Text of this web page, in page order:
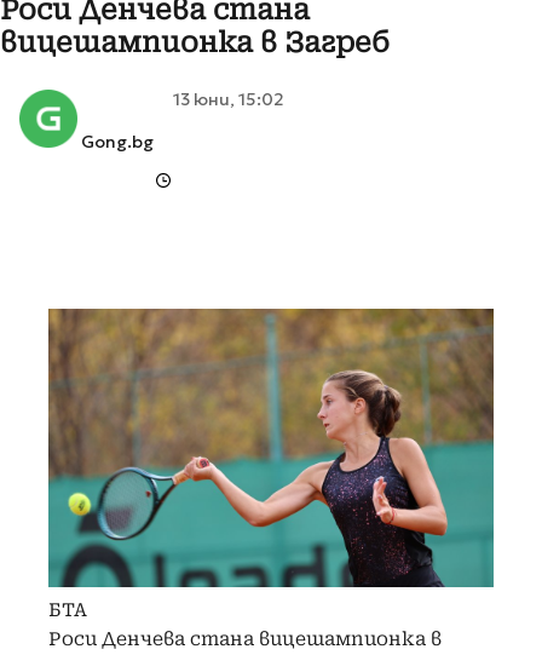
Роси Денчева стана
вицешампионка в Загреб
Gong.bg
13 юни, 15:02
БТА
Роси Денчева стана вицешампионка в